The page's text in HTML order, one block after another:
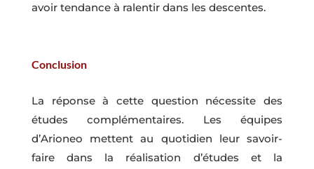
avoir tendance à ralentir dans les descentes.
Conclusion
La réponse à cette question nécessite des
études complémentaires. Les équipes
d’Arioneo mettent au quotidien leur savoir-
faire dans la réalisation d’études et la